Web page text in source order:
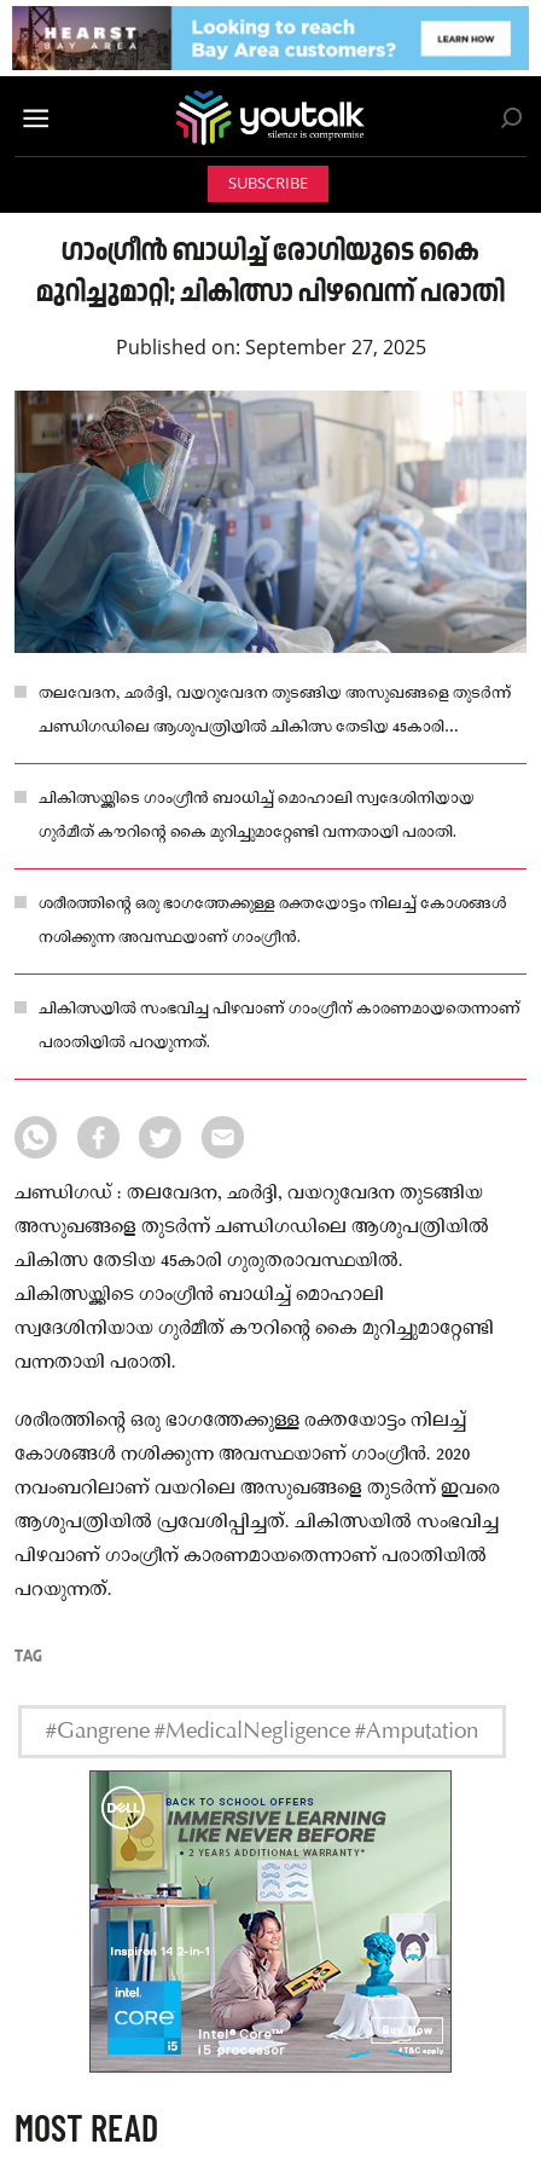
SUBSCRIBE
ഗാംഗ്രീൻ ബാധിച്ച് രോഗിയുടെ കൈ
മുറിച്ചുമാറ്റി; ചികിത്സാ പിഴവെന്ന് പരാതി
Published on: September 27, 2025
തലവേദന, ഛർദ്ദി, വയറുവേദന തുടങ്ങിയ അസുഖങ്ങളെ തുടർന്ന്
ചണ്ഡിഗഡിലെ ആശുപത്രിയിൽ ചികിത്സ തേടിയ 45കാരി
ഗുരുതരാവസ്ഥയിൽ.
ചികിത്സയ്ക്കിടെ ഗാംഗ്രീൻ ബാധിച്ച് മൊഹാലി സ്വദേശിനിയായ
ഗുർമീത് കൗറിന്റെ കൈ മുറിച്ചുമാറ്റേണ്ടി വന്നതായി പരാതി.
ശരീരത്തിന്റെ ഒരു ഭാഗത്തേക്കുള്ള രക്തയോട്ടം നിലച്ച് കോശങ്ങൾ
നശിക്കുന്ന അവസ്ഥയാണ് ഗാംഗ്രീൻ.
ചികിത്സയിൽ സംഭവിച്ച പിഴവാണ് ഗാംഗ്രീന് കാരണമായതെന്നാണ്
പരാതിയിൽ പറയുന്നത്.
ചണ്ഡിഗഡ് : തലവേദന, ഛർദ്ദി, വയറുവേദന തുടങ്ങിയ
അസുഖങ്ങളെ തുടർന്ന് ചണ്ഡിഗഡിലെ ആശുപത്രിയിൽ
ചികിത്സ തേടിയ 45കാരി ഗുരുതരാവസ്ഥയിൽ.
ചികിത്സയ്ക്കിടെ ഗാംഗ്രീൻ ബാധിച്ച് മൊഹാലി
സ്വദേശിനിയായ ഗുർമീത് കൗറിന്റെ കൈ മുറിച്ചുമാറ്റേണ്ടി
വന്നതായി പരാതി.
ശരീരത്തിന്റെ ഒരു ഭാഗത്തേക്കുള്ള രക്തയോട്ടം നിലച്ച്
കോശങ്ങൾ നശിക്കുന്ന അവസ്ഥയാണ് ഗാംഗ്രീൻ. 2020
നവംബറിലാണ് വയറിലെ അസുഖങ്ങളെ തുടർന്ന് ഇവരെ
ആശുപത്രിയിൽ പ്രവേശിപ്പിച്ചത്. ചികിത്സയിൽ സംഭവിച്ച
പിഴവാണ് ഗാംഗ്രീന് കാരണമായതെന്നാണ് പരാതിയിൽ
പറയുന്നത്.
TAG
#Gangrene #MedicalNegligence #Amputation
MOST READ